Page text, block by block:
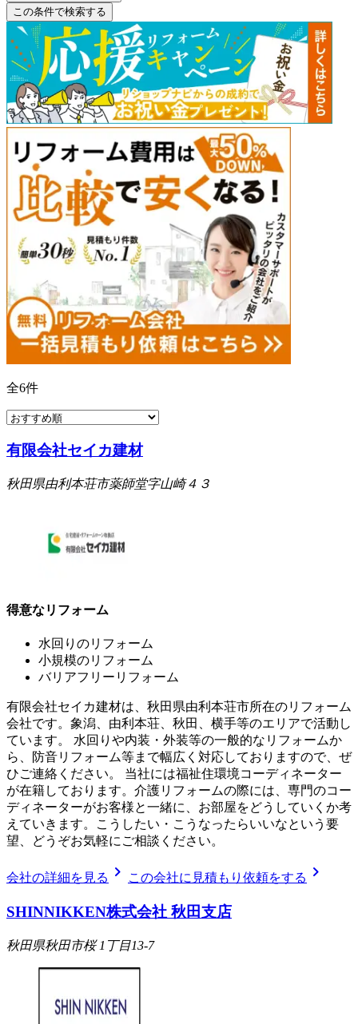
この条件で検索する
全6件
有限会社セイカ建材
秋田県由利本荘市薬師堂字山崎４３
得意なリフォーム
水回りのリフォーム
小規模のリフォーム
バリアフリーリフォーム
有限会社セイカ建材は、秋田県由利本荘市所在のリフォーム
会社です。象潟、由利本荘、秋田、横手等のエリアで活動し
ています。 水回りや内装・外装等の一般的なリフォームか
ら、防音リフォーム等まで幅広く対応しておりますので、ぜ
ひご連絡ください。 当社には福祉住環境コーディネーター
が在籍しております。介護リフォームの際には、専門のコー
ディネーターがお客様と一緒に、お部屋をどうしていくか考
えていきます。こうしたい・こうなったらいいなという要
望、どうぞお気軽にご相談ください。
会社の詳細を見る chevron_right この会社に見積もり依頼をする chevron_right
SHINNIKKEN株式会社 秋田支店
秋田県秋田市桜 1丁目13-7